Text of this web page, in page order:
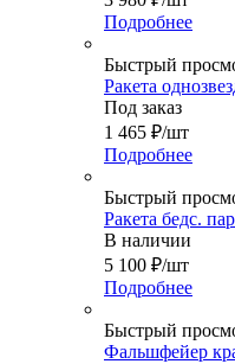
Подробнее
Быстрый
Ракета
Под заказ
1 465 ₽/шт
Подробнее
Быстрый
Ракета бедс.
В наличии
5 100 ₽/шт
Подробнее
Быстрый
Фальшфейер